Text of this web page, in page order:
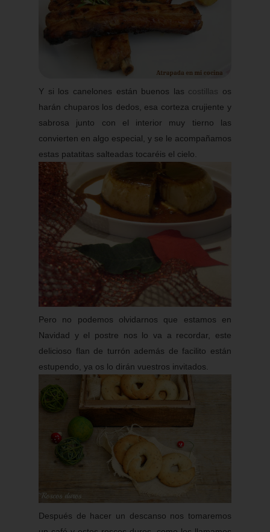
Y si los canelones están buenos las costillas os
harán chuparos los dedos, esa corteza crujiente y
sabrosa junto con el interior muy tierno las
convierten en algo especial, y se le acompañamos
estas patatitas salteadas tocaréis el cielo.
Pero no podemos olvidarnos que estamos en
Navidad y el postre nos lo va a recordar, este
delicioso flan de turrón además de facilito están
estupendo, ya os lo dirán vuestros invitados.
Después de hacer un descanso nos tomaremos